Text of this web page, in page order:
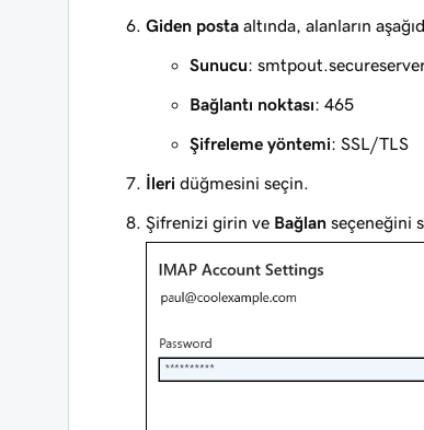
Giden posta altında, alanların
Sunucu:
Bağlantı noktası: 465
Şifreleme yöntemi: SSL/TLS
İleri düğmesini seçin.
Şifrenizi girin ve Bağlan seçeneğini